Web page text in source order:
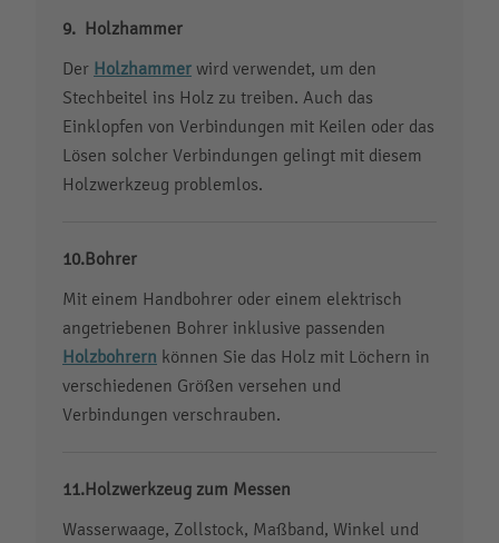
Holzhammer
Der Holzhammer wird verwendet, um den
Stechbeitel ins Holz zu treiben. Auch das
Einklopfen von Verbindungen mit Keilen oder das
Lösen solcher Verbindungen gelingt mit diesem
Holzwerkzeug problemlos.
Bohrer
Mit einem Handbohrer oder einem elektrisch
angetriebenen Bohrer inklusive passenden
Holzbohrern können Sie das Holz mit Löchern in
verschiedenen Größen versehen und
Verbindungen verschrauben.
Holzwerkzeug zum Messen
Wasserwaage, Zollstock, Maßband, Winkel und